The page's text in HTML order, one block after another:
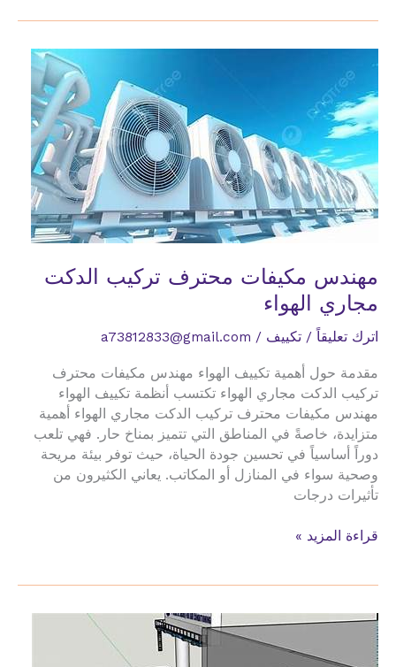
التكييف
البكج
مهندس مكيفات محترف تركيب الدكت
مجاري الهواء
اترك تعليقاً / تكييف /
a73812833@gmail.com
مقدمة حول أهمية تكييف الهواء مهندس مكيفات محترف
تركيب الدكت مجاري الهواء تكتسب أنظمة تكييف الهواء
مهندس مكيفات محترف تركيب الدكت مجاري الهواء أهمية
متزايدة، خاصةً في المناطق التي تتميز بمناخ حار. فهي تلعب
دوراً أساسياً في تحسين جودة الحياة، حيث توفر بيئة مريحة
وصحية سواء في المنازل أو المكاتب. يعاني الكثيرون من
تأثيرات درجات
مهندس
الدكت
مجاري
الهواء
قراءة المزيد »